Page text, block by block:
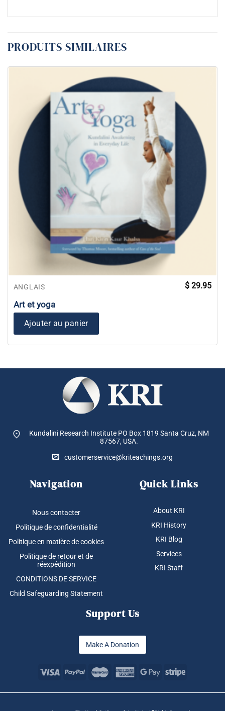
PRODUITS SIMILAIRES
ANGLAIS
Art et yoga
$ 29.95
Ajouter au panier
Kundalini Research Institute PO Box 1819 Santa Cruz, NM
87567, USA.
customerservice@kriteachings.org
Navigation
Nous contacter
Politique de confidentialité
Politique en matière de cookies
Politique de retour et de
réexpédition
CONDITIONS DE SERVICE
Child Safeguarding Statement
Quick Links
About KRI
KRI History
KRI Blog
Services
KRI Staff
Support Us
Make A Donation